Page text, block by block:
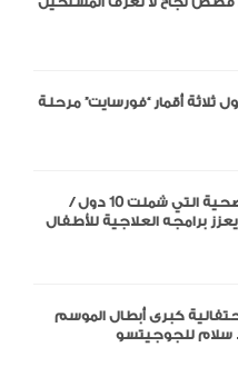
دخول ثلاثة أقمار “فورسايت” مرحلة
مواصلة لمبادراته الصحية التي شملت 10 دول /
برامجه العلاجية للأطفال
كبرى أبطال الموسم